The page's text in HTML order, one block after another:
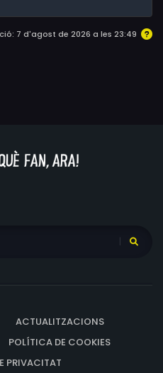
Sinclair, i més endavant el
equilibris entre les
7 d'agost de 2026 a les 23:49
ACTUALITZACIONS
POLÍTICA DE COOKIES
PRIVACITAT